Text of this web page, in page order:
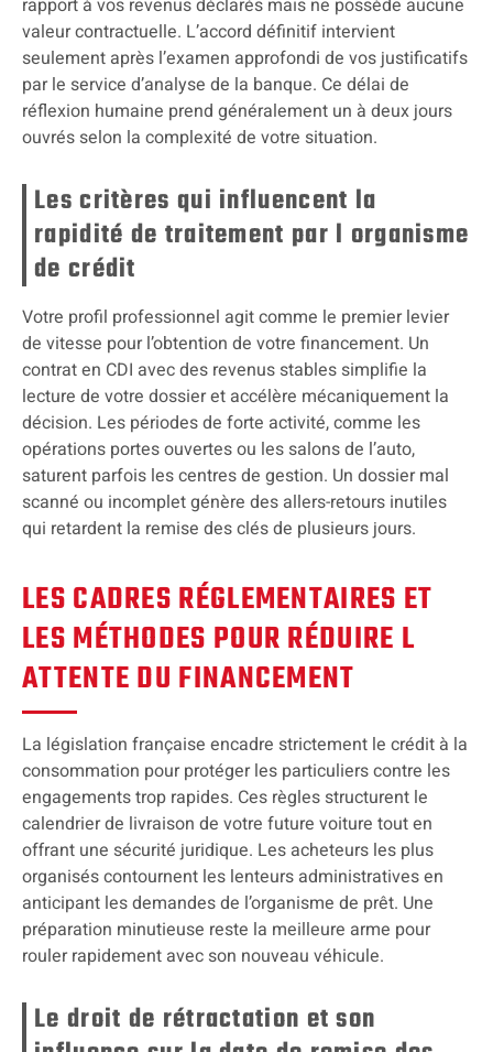
rapport à vos revenus déclarés mais ne possède aucune
valeur contractuelle. L’accord définitif intervient
seulement après l’examen approfondi de vos justificatifs
par le service d’analyse de la banque. Ce délai de
réflexion humaine prend généralement un à deux jours
ouvrés selon la complexité de votre situation.
Les critères qui influencent la
rapidité de traitement par l organisme
de crédit
Votre profil professionnel agit comme le premier levier
de vitesse pour l’obtention de votre financement. Un
contrat en CDI avec des revenus stables simplifie la
lecture de votre dossier et accélère mécaniquement la
décision. Les périodes de forte activité, comme les
opérations portes ouvertes ou les salons de l’auto,
saturent parfois les centres de gestion. Un dossier mal
scanné ou incomplet génère des allers-retours inutiles
qui retardent la remise des clés de plusieurs jours.
LES CADRES RÉGLEMENTAIRES ET
LES MÉTHODES POUR RÉDUIRE L
ATTENTE DU FINANCEMENT
La législation française encadre strictement le crédit à la
consommation pour protéger les particuliers contre les
engagements trop rapides. Ces règles structurent le
calendrier de livraison de votre future voiture tout en
offrant une sécurité juridique. Les acheteurs les plus
organisés contournent les lenteurs administratives en
anticipant les demandes de l’organisme de prêt. Une
préparation minutieuse reste la meilleure arme pour
rouler rapidement avec son nouveau véhicule.
Le droit de rétractation et son